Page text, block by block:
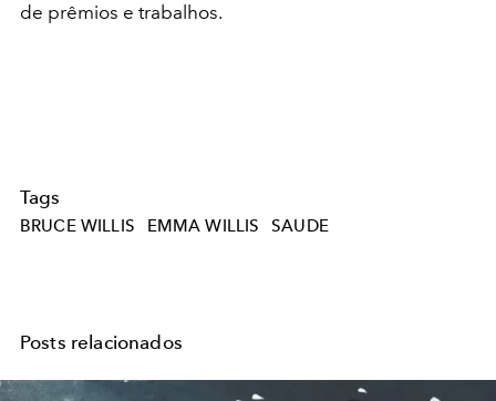
de prêmios e trabalhos.
Tags
BRUCE WILLIS EMMA WILLIS SAUDE
Posts relacionados